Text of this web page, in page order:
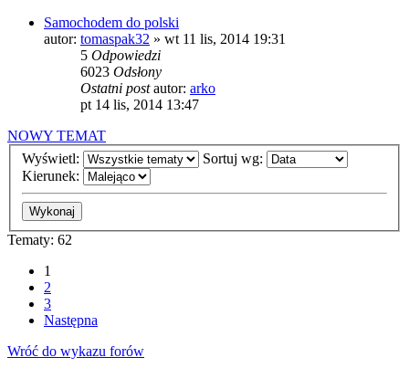
Samochodem do polski
autor: tomaspak32 » wt 11 lis, 2014 19:31
5 Odpowiedzi
6023 Odsłony
Ostatni postautor: arko
pt 14 lis, 2014 13:47
NOWY TEMAT
Wyświetl:
Sortuj wg:
Kierunek:
Tematy: 62
1
2
3
Następna
Wróć do wykazu forów